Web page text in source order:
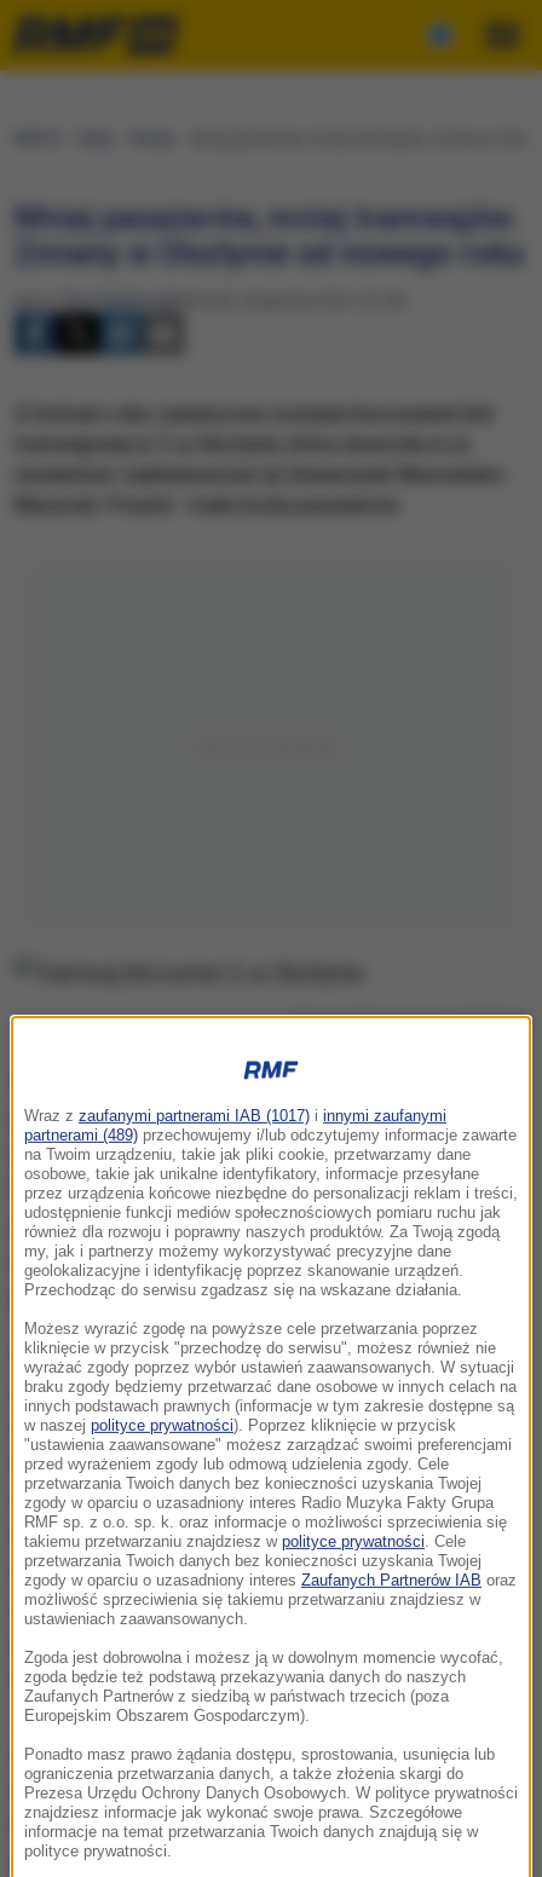
​Mniej pasażerów, mniej tramwajów.
Zmiany w Olsztynie od nowego roku
Tramwaj linii numer 3. w Olsztynie
Zarząd Dróg, Zieleni i Transportu w Olsztynie
poinformował, że w związku z pandemią
koronawirusa i wprowadzeniem nauki zdalnej czy
hybrydowej w szkołach i na uczelni spadła liczba
pasażerów.Mniej osób korzysta z komunikacji
miejskiej, co sprawia, że utrzymanie niektórych
połączeń jest nieopłacalne.
W związku z powyższym od 1 stycznia 2022 r.
zawieszona zostaje linia tramwajowa nr 3 oraz linia
autobusowa nr 302, ograniczone zostaje kursowanie
linii 303 i 309, kursowanie linii 105 zostaje
ograniczone w soboty niedziele i święta, część
kursów linii 129 zostaje skrócona do pętli Gryźliny,
uruchomiona zostaje w dni robocze w godzinach
szczytu komunikacyjnego linia Z-3 oraz wybrane
kursy linii 128 zostają wydłużone do przystanku "Tor
Motocrossowy". Ponadto przystanki linii 107
"Perkoza" będą miały charakter warunkowy ("Na
żądanie").Zostają utworzone nowe przystanki
warunkowe (" Na żądanie") "Różnowo Przejście" dla
linii 108 i 112 pomiędzy przystankami "Różnowo
Stare" a "Różnowo Kolonia"
Wraz z zaufanymi partnerami IAB (1017) i innymi zaufanymi
partnerami (489) przechowujemy i/lub odczytujemy informacje zawarte
na Twoim urządzeniu, takie jak pliki cookie, przetwarzamy dane
osobowe, takie jak unikalne identyfikatory, informacje przesyłane
przez urządzenia końcowe niezbędne do personalizacji reklam i treści,
udostępnienie funkcji mediów społecznościowych pomiaru ruchu jak
również dla rozwoju i poprawny naszych produktów. Za Twoją zgodą
my, jak i partnerzy możemy wykorzystywać precyzyjne dane
geolokalizacyjne i identyfikację poprzez skanowanie urządzeń.
Przechodząc do serwisu zgadzasz się na wskazane działania.
Możesz wyrazić zgodę na powyższe cele przetwarzania poprzez
kliknięcie w przycisk "przechodzę do serwisu", możesz również nie
wyrażać zgody poprzez wybór ustawień zaawansowanych. W sytuacji
braku zgody będziemy przetwarzać dane osobowe w innych celach na
innych podstawach prawnych (informacje w tym zakresie dostępne są
w naszej polityce prywatności). Poprzez kliknięcie w przycisk
"ustawienia zaawansowane" możesz zarządzać swoimi preferencjami
przed wyrażeniem zgody lub odmową udzielenia zgody. Cele
przetwarzania Twoich danych bez konieczności uzyskania Twojej
zgody w oparciu o uzasadniony interes Radio Muzyka Fakty Grupa
RMF sp. z o.o. sp. k. oraz informacje o możliwości sprzeciwienia się
takiemu przetwarzaniu znajdziesz w polityce prywatności . Cele
przetwarzania Twoich danych bez konieczności uzyskania Twojej
zgody w oparciu o uzasadniony interes Zaufanych Partnerów IAB oraz
możliwość sprzeciwienia się takiemu przetwarzaniu znajdziesz w
ustawieniach zaawansowanych.
Zgoda jest dobrowolna i możesz ją w dowolnym momencie wycofać,
zgoda będzie też podstawą przekazywania danych do naszych
Zaufanych Partnerów z siedzibą w państwach trzecich (poza
Europejskim Obszarem Gospodarczym).
Ponadto masz prawo żądania dostępu, sprostowania, usunięcia lub
ograniczenia przetwarzania danych, a także złożenia skargi do
Prezesa Urzędu Ochrony Danych Osobowych. W polityce prywatności
znajdziesz informacje jak wykonać swoje prawa. Szczegółowe
informacje na temat przetwarzania Twoich danych znajdują się w
polityce prywatności.